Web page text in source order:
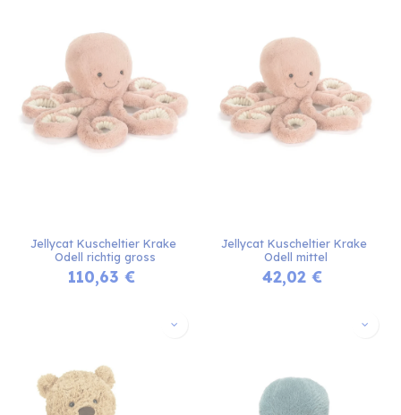
Jellycat Kuscheltier Krake
Odell richtig gross
110,63 €
Jellycat Kuscheltier Krake
Odell mittel
42,02 €